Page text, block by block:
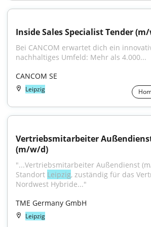
Inside Sales Specialist Tender
Bei CANCOM erwartet dich ein
nachhaltiges Umfeld: Mehr als 4.000...
CANCOM SE
Leipzig
Vertriebsmitarbeiter
(m/w/d)
"...Vertriebsmitarbeiter Außendienst
Standort Leipzig, zuständig für das
Nordwest Hybride..."
TME Germany GmbH
Leipzig